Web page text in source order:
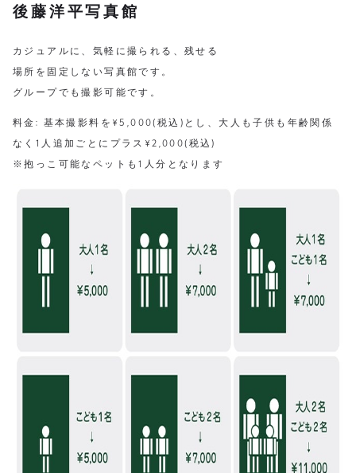
後藤洋平写真館
カジュアルに、気軽に撮られる、残せる
場所を固定しない写真館です。
グループでも撮影可能です。
料金: 基本撮影料を¥5,000(税込)とし、大人も子供も年齢関係
なく1人追加ごとにプラス¥2,000(税込)
※抱っこ可能なペットも1人分となります